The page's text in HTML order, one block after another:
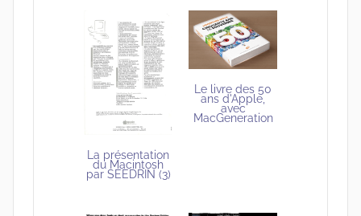
La présentation
du Macintosh
par SEEDRIN (3)
Le livre des 50
ans d'Apple,
avec
MacGeneration